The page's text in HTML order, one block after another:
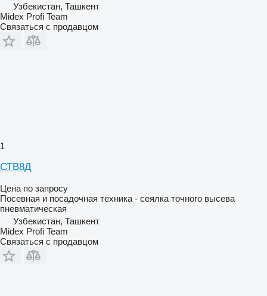
Узбекистан, Ташкент
Midex Profi Team
Связаться с продавцом
1
СТВ8Д
Цена по запросу
Посевная и посадочная техника - сеялка точного высева
пневматическая
Узбекистан, Ташкент
Midex Profi Team
Связаться с продавцом